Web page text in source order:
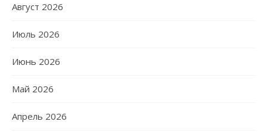
Август 2026
Июль 2026
Июнь 2026
Май 2026
Апрель 2026